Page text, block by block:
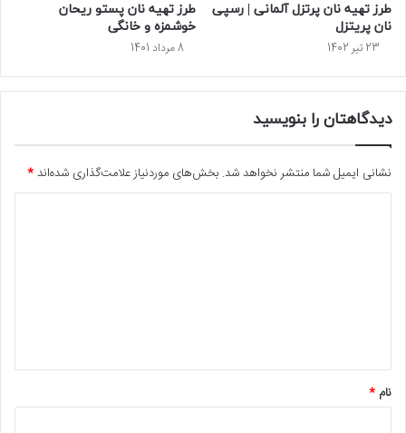
طرز تهیه نان پرتزل آلمانی | رسپی
نان پریتزل
23 تیر 1402
طرز تهیه نان پستو ریحان
خوشمزه و خانگی
8 مرداد 1401
دیدگاهتان را بنویسید
نشانی ایمیل شما منتشر نخواهد شد. بخش‌های موردنیاز علامت‌گذاری شده‌اند*
*
نام *